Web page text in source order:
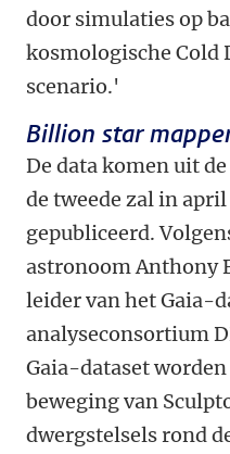
door simulaties op
kosmologische Cold
scenario.'
Billion star
De data komen uit
de tweede zal in
gepubliceerd.
astronoom Anthony
leider van het Gaia-
analyseconsortium
Gaia-dataset
beweging van
dwergstelsels rond